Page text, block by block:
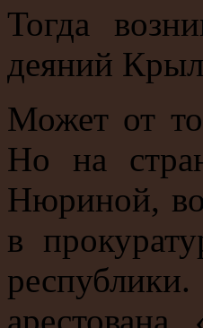
Тогда
деяний
Может от
Но на
Нюриной,
в